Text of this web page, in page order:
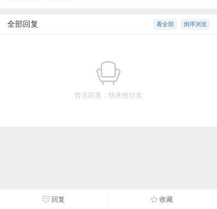
倒序浏览
看全部
全部回复
暂无回复，快来抢沙发
回复 收藏